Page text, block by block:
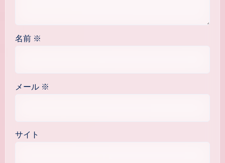
名前 ※
メール ※
サイト